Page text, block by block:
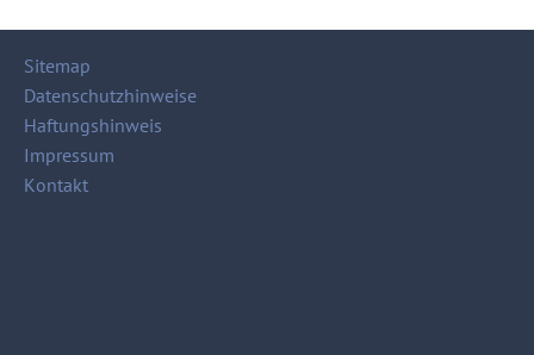
Sitemap
Datenschutzhinweise
Haftungshinweis
Impressum
Kontakt